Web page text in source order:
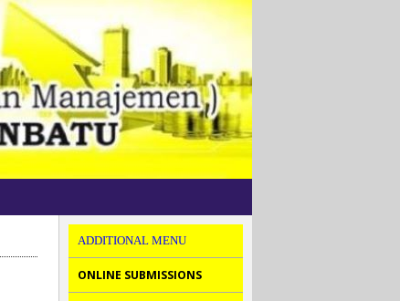
ADDITIONAL MENU
ONLINE SUBMISSIONS